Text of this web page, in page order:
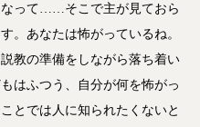
って……そこで主が見ておら
。あなたは怖がっているね。
教の準備をしながら落ち着い
はふつう、自分が何を怖がっ
とでは人に知られたくないと